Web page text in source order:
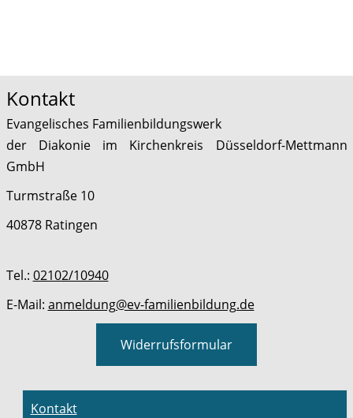
Kontakt
Evangelisches Familienbildungswerk
der Diakonie im Kirchenkreis Düsseldorf-Mettmann
GmbH
Turmstraße 10
40878 Ratingen
Tel.: 02102/10940
E-Mail: anmeldung@ev-familienbildung.de
Widerrufsformular
Kontakt